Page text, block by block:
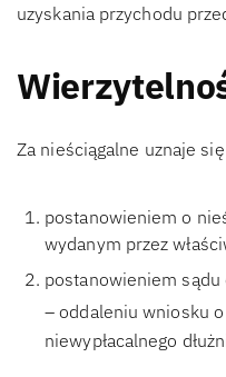
uzyskania przychodu
Za nieściągalne uznaje
postanowieniem o
wydanym przez
postanowieniem sądu
– oddaleniu wniosku
niewypłacalnego